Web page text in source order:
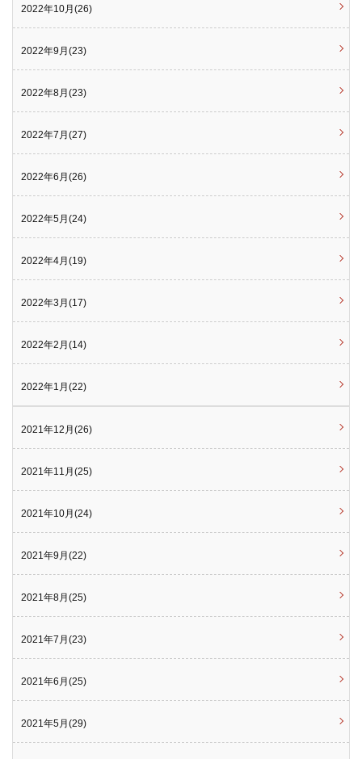
2022年10月(26)
2022年9月(23)
2022年8月(23)
2022年7月(27)
2022年6月(26)
2022年5月(24)
2022年4月(19)
2022年3月(17)
2022年2月(14)
2022年1月(22)
2021年12月(26)
2021年11月(25)
2021年10月(24)
2021年9月(22)
2021年8月(25)
2021年7月(23)
2021年6月(25)
2021年5月(29)